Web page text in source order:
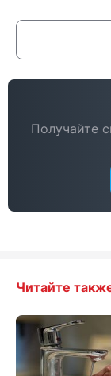
Получайте
Читайте